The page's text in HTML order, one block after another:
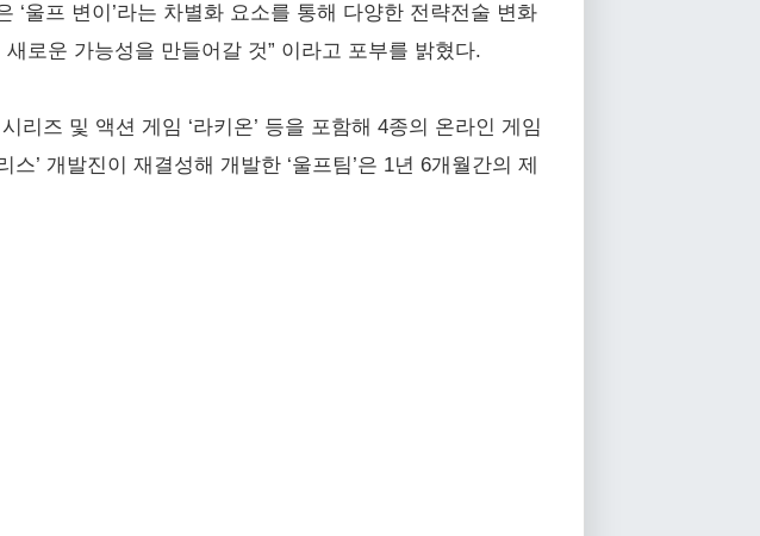
‘울프 변이’라는 차별화 요소를 통해 다양한 전략전술 변화
로운 가능성을 만들어갈 것” 이라고 포부를 밝혔다.
리즈 및 액션 게임 ‘라키온’ 등을 포함해 4종의 온라인 게임
’ 개발진이 재결성해 개발한 ‘울프팀’은 1년 6개월간의 제